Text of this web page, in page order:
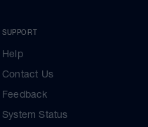
SUPPORT
Help
Contact Us
Feedback
System Status